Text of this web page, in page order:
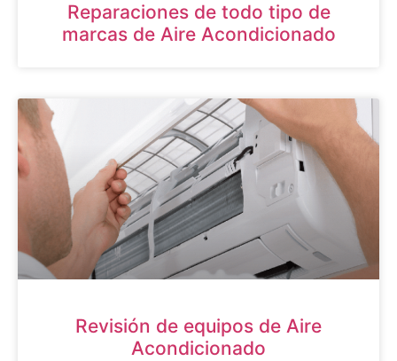
Reparaciones de todo tipo de
marcas de Aire Acondicionado
Revisión de equipos de Aire
Acondicionado